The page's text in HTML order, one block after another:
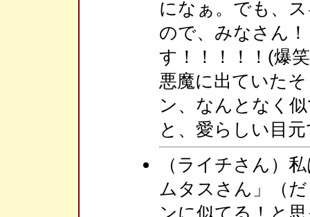
になぁ。でも、
ので、みなさん
す！！！！！(爆
悪魔に出ていた
ン、なんとなく
と、愛らしい目
（ライチさん）
ムタスさん」（
ンに似てる！と